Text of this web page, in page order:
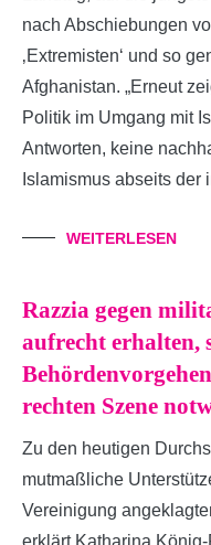
nach Abschiebungen
‚Extremisten‘ und so
Afghanistan. „Erneut
Politik im Umgang mit
Antworten, keine
Islamismus abseits der
WEITERLESEN
Razzia gegen
aufrecht erhalten,
rechten Szene
Zu den heutigen
mutmaßliche
Vereinigung